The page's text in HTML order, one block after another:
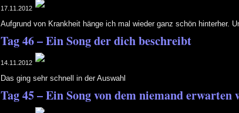
17.11.2012
Aufgrund von Krankheit hänge ich mal wieder ganz schön hinterher.
Tag 46 – Ein Song der dich beschreibt
14.11.2012
Das ging sehr schnell in der Auswahl
Tag 45 – Ein Song von dem niemand